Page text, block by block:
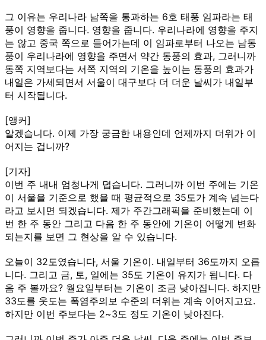
그 이유는 우리나라 남쪽을 통과하는 6호 태풍 임파라는 태
풍이 영향을 줍니다. 영향을 줍니다. 우리나라에 영향을 주지
는 않고 중국 쪽으로 들어가는데 이 임파로부터 나오는 남동
풍이 우리나라에 영향을 주면서 약간 동풍의 효과, 그러니까
동쪽 지역보다는 서쪽 지역의 기온을 높이는 동풍의 효과가
내일은 가세되면서 서울이 대구보다 더 더운 날씨가 내일부
터 시작됩니다.
[앵커]
알겠습니다. 이제 가장 궁금한 내용인데 언제까지 더위가 이
어지는 겁니까?
[기자]
이번 주 내내 엄청나게 덥습니다. 그러니까 이번 주에는 기온
이 서울을 기준으로 했을 때 평균적으로 35도가 계속 넘는다
라고 보시면 되겠습니다. 제가 주간그래픽을 준비했는데 이
번 한 주 동안 그리고 다음 한 주 동안에 기온이 어떻게 변화
되는지를 보면 그 현상을 알 수 있습니다.
오늘이 32도였습니다, 서울 기온이. 내일부터 36도까지 오릅
니다. 그리고 금, 토, 일에는 35도 기온이 유지가 됩니다. 다
음 주 볼까요? 월요일부터는 기온이 조금 낮아집니다. 하지만
33도를 웃도는 폭염주의보 수준의 더위는 계속 이어지고요.
하지만 이번 주보다는 2~3도 정도 기온이 낮아진다.